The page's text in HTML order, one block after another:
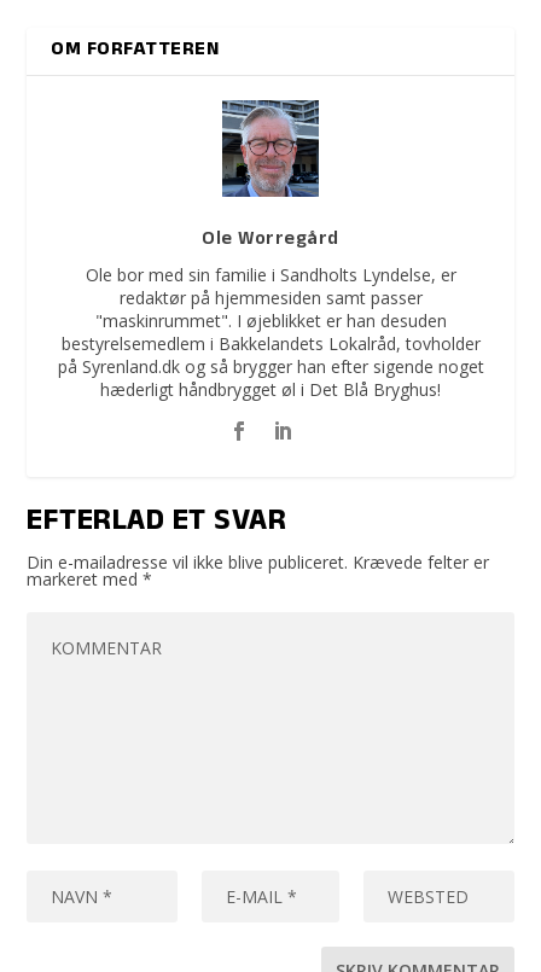
OM FORFATTEREN
Ole Worregård
Ole bor med sin familie i Sandholts Lyndelse, er
redaktør på hjemmesiden samt passer
"maskinrummet". I øjeblikket er han desuden
bestyrelsemedlem i Bakkelandets Lokalråd, tovholder
på Syrenland.dk og så brygger han efter sigende noget
hæderligt håndbrygget øl i Det Blå Bryghus!
EFTERLAD ET SVAR
Din e-mailadresse vil ikke blive publiceret. Krævede felter er
markeret med*